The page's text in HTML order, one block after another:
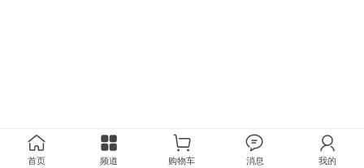
首页 频道 购物车 消息 我的